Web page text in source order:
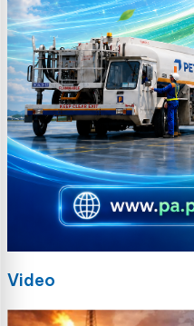
Video